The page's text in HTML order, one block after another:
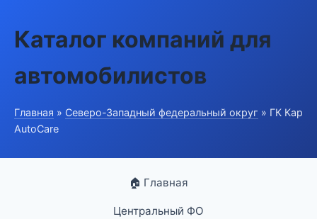
Каталог компаний для
автомобилистов
Главная » Северо-Западный федеральный округ » ГК Кар
AutoCare
🏠 Главная
Центральный ФО